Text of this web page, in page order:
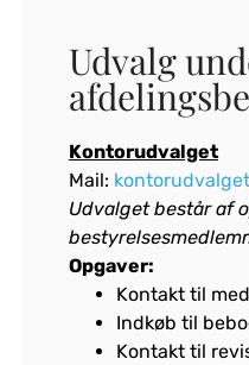
Udvalg
Kontorudvalget
Mail:
Udvalget består af
Opgaver:
Kontakt til
Indkøb til
Kontakt til